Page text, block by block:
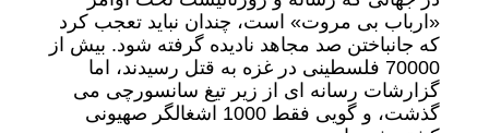
«ارباب بی مروت» است، چندان نباید تعجب کرد
که جانباختن صد مجاهد نادیده گرفته شود. بیش از
70000 فلسطینی در غزه به قتل رسیدند، اما
گزارشات رسانه ای از زیر تیغ سانسورچی می
گذشت، و گویی فقط 1000 اشغالگر صهیونی